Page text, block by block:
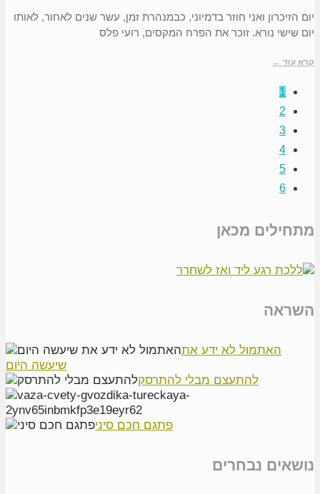
יום הזיכרון ואני חוזר בדמיוני, כבמנהרת זמן, עשר שנים לאחור, לאותו
יום שישי נורא. זוכר את הפרח המקסים, רועי פלס
קרא עוד ←
1
2
3
4
5
6
מתחילים מכאן
השראה
האתמול לא ידע את
שיעשה היום
להתעצם מבלי להתרסק
פתגם חכם סיני
נושאים נבחרים